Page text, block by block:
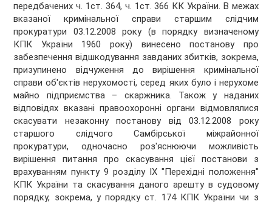
передбачених ч. 1ст. 364, ч. 1ст. 366 КК України. В межах
вказаної кримінальної справи старшим слідчим
прокуратури 03.12.2008 року (в порядку визначеному
КПК України 1960 року) винесено постанову про
забезпечення відшкодування завданих збитків, зокрема,
призупинено відчуження до вирішення кримінальної
справи об'єктів нерухомості, серед яких було і нерухоме
майно підприємства – скаржника. Також у наданих
відповідях вказані правоохоронні органи відмовлялися
скасувати незаконну постанову від 03.12.2008 року
старшого слідчого Самбірської міжрайонної
прокуратури, одночасно роз'яснюючи можливість
вирішення питання про скасування цієї постанови з
врахуванням пункту 9 розділу IX "Перехідні положення"
КПК України та скасування даного арешту в судовому
порядку, зокрема, у порядку ст. 174 КПК України чи з